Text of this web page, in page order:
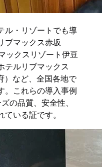
ル・リゾートでも導
ブマックス赤坂
ックスリゾート伊豆
テルリブマックス
）など、全国各地で
。これらの導入事例
の品質、安全性、
いる証です。